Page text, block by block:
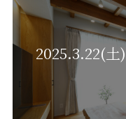
2025.3.22(